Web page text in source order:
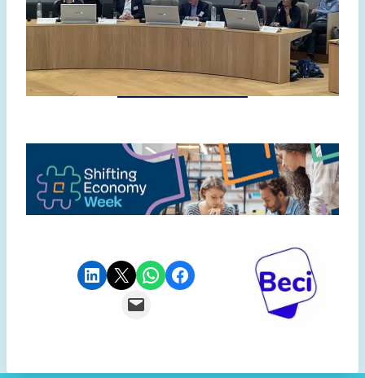
Delen op LinkedIn Deze pagina e-mailen Delen via WhatsApp
Delen op Facebook
Deze pagina e-mailen